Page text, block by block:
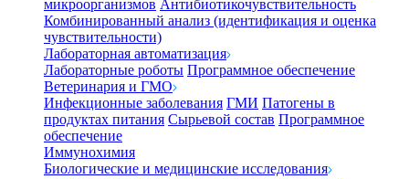
микроорганизмов Антибиотикочувствительность
Комбинированный анализ (идентификация и оценка
чувствительности)
Лабораторная автоматизация
Лабораторные роботы Программное обеспечение
Ветеринария и ГМО
Инфекционные заболевания ГМИ Патогены в
продуктах питания Сырьевой состав Программное
обеспечение
Иммунохимия
Биологические и медицинские исследования